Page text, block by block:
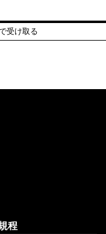
受け取る
程